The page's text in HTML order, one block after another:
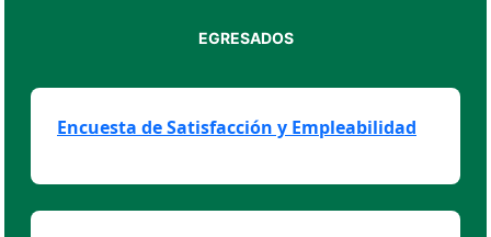
EGRESADOS
Encuesta de Satisfacción y Empleabilidad